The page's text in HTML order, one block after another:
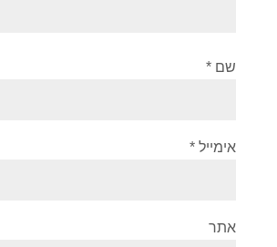
שם *
אימייל *
אתר